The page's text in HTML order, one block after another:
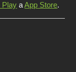
Play aApp Store.